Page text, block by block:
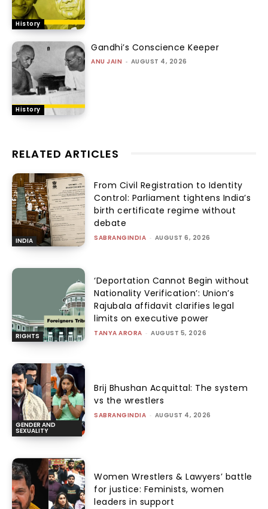
History
History
Gandhi’s Conscience Keeper
ANU JAIN - AUGUST 4, 2026
RELATED ARTICLES
INDIA
From Civil Registration to Identity
Control: Parliament tightens India’s
birth certificate regime without
debate
SABRANGINDIA - AUGUST 6, 2026
RIGHTS
‘Deportation Cannot Begin without
Nationality Verification’: Union’s
Rajubala affidavit clarifies legal
limits on executive power
TANYA ARORA - AUGUST 5, 2026
GENDER AND
SEXUALITY
Brij Bhushan Acquittal: The system
vs the wrestlers
SABRANGINDIA - AUGUST 4, 2026
Women Wrestlers & Lawyers’ battle
for justice: Feminists, women
leaders in support